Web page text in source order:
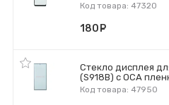
Код товара: 47320
180
Стекло дисплея
(S918B) с OCA
Код товара: 47950